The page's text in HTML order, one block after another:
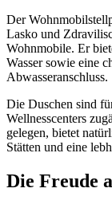
Der
Lasko und
Wohnmobile. Er
Wasser sowie eine
Abwasseranschluss.
Die Duschen sind
Wellnesscenters
gelegen, bietet
Stätten und eine
Die Freude